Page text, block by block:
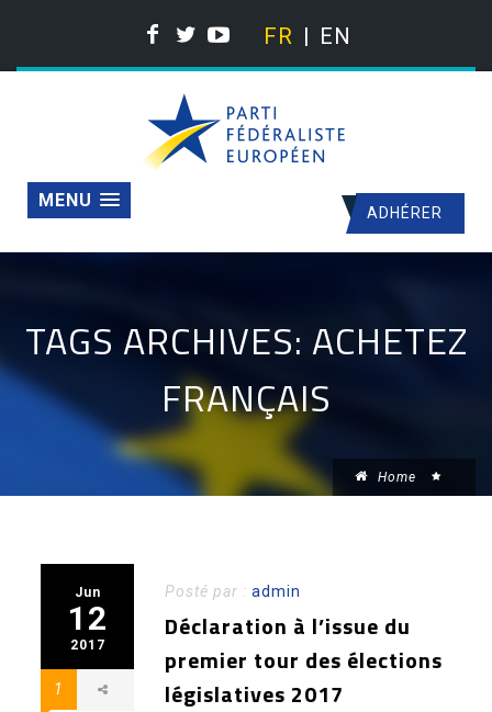
FR EN
ADHÉRER
MENU
TAGS ARCHIVES: ACHETEZ
FRANÇAIS
Home
Jun
12
2017
1
Posté par :admin
Déclaration à l’issue du
premier tour des élections
législatives 2017